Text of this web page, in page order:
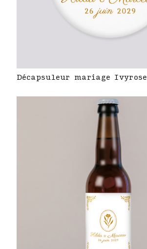
Décapsuleur mariage Ivyrose